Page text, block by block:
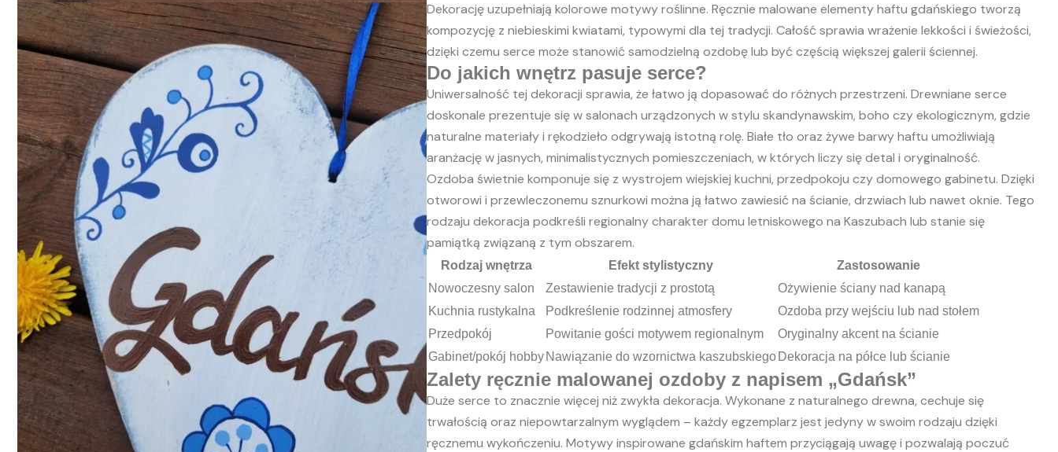
Dekorację uzupełniają kolorowe motywy roślinne. Ręcznie malowane elementy haftu gdańskiego tworzą
kompozycję z niebieskimi kwiatami, typowymi dla tej tradycji. Całość sprawia wrażenie lekkości i świeżości,
dzięki czemu serce może stanowić samodzielną ozdobę lub być częścią większej galerii ściennej.
Do jakich wnętrz pasuje serce?
Uniwersalność tej dekoracji sprawia, że łatwo ją dopasować do różnych przestrzeni. Drewniane serce
doskonale prezentuje się w salonach urządzonych w stylu skandynawskim, boho czy ekologicznym, gdzie
naturalne materiały i rękodzieło odgrywają istotną rolę. Białe tło oraz żywe barwy haftu umożliwiają
aranżację w jasnych, minimalistycznych pomieszczeniach, w których liczy się detal i oryginalność.
Ozdoba świetnie komponuje się z wystrojem wiejskiej kuchni, przedpokoju czy domowego gabinetu. Dzięki
otworowi i przewleczonemu sznurkowi można ją łatwo zawiesić na ścianie, drzwiach lub nawet oknie. Tego
rodzaju dekoracja podkreśli regionalny charakter domu letniskowego na Kaszubach lub stanie się
pamiątką związaną z tym obszarem.
Rodzaj wnętrza Efekt stylistyczny
Zastosowanie
Nowoczesny salon
Zestawienie tradycji z prostotą
Ożywienie ściany nad kanapą
Kuchnia rustykalna
Podkreślenie rodzinnej atmosfery
Ozdoba przy wejściu lub nad stołem
Przedpokój
Powitanie gości motywem regionalnym
Oryginalny akcent na ścianie
Gabinet/pokój hobby Nawiązanie do wzornictwa kaszubskiego Dekoracja na półce lub ścianie
Zalety ręcznie malowanej ozdoby z napisem „Gdańsk”
Duże serce to znacznie więcej niż zwykła dekoracja. Wykonane z naturalnego drewna, cechuje się
trwałością oraz niepowtarzalnym wyglądem – każdy egzemplarz jest jedyny w swoim rodzaju dzięki
ręcznemu wykończeniu. Motywy inspirowane gdańskim haftem przyciągają uwagę i pozwalają poczuć